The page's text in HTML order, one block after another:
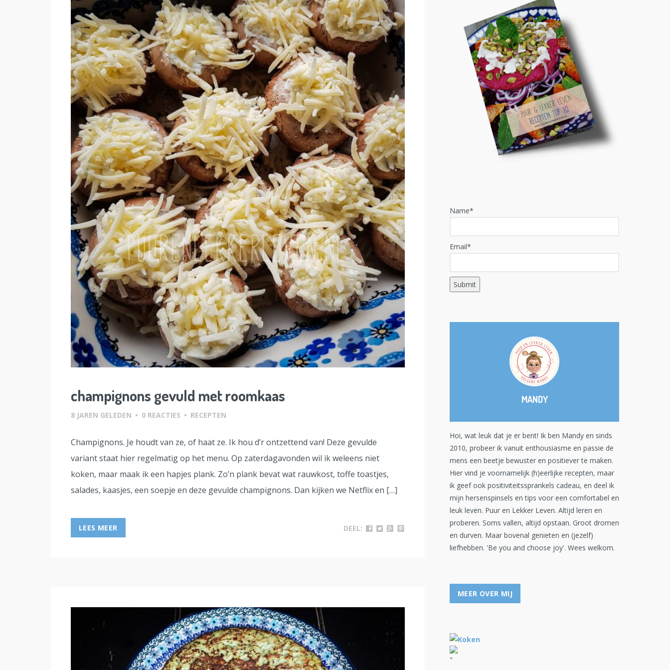
champignons gevuld met roomkaas
8 JAREN GELEDEN • 0 REACTIES • RECEPTEN
Champignons. Je houdt van ze, of haat ze. Ik hou d’r ontzettend van! Deze gevulde
variant staat hier regelmatig op het menu. Op zaterdagavonden wil ik weleens niet
koken, maar maak ik een hapjes plank. Zo’n plank bevat wat rauwkost, toffe toastjes,
salades, kaasjes, een soepje en deze gevulde champignons. Dan kijken we Netflix en […]
LEES MEER DEEL:
Name*
Email*
MANDY
Hoi, wat leuk dat je er bent! Ik ben Mandy en sinds
2010, probeer ik vanuit enthousiasme en passie de
mens een beetje bewuster en positiever te maken.
Hier vind je voornamelijk (h)eerlijke recepten, maar
ik geef ook positiviteitssprankels cadeau, en deel ik
mijn hersenspinsels en tips voor een comfortabel en
leuk leven. Puur en Lekker Leven. Altijd leren en
proberen. Soms vallen, altijd opstaan. Groot dromen
en durven. Maar bovenal genieten en (jezelf)
liefhebben. 'Be you and choose joy'. Wees welkom.
MEER OVER MIJ